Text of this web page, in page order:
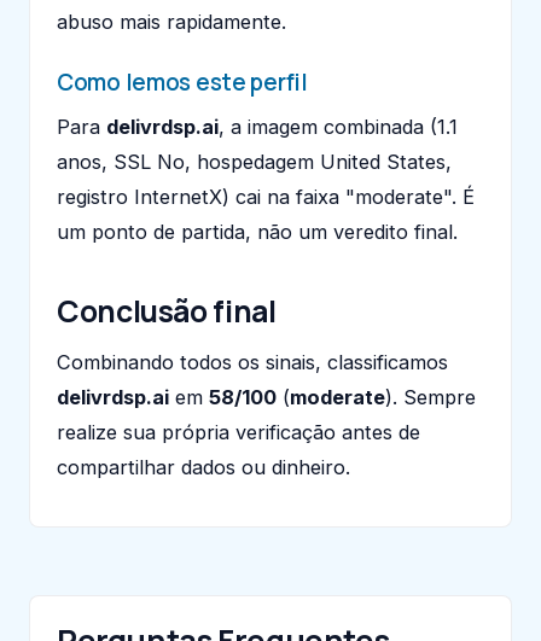
abuso mais rapidamente.
Como lemos este perfil
Para delivrdsp.ai, a imagem combinada (1.1
anos, SSL No, hospedagem United States,
registro InternetX) cai na faixa "moderate". É
um ponto de partida, não um veredito final.
Conclusão final
Combinando todos os sinais, classificamos
delivrdsp.ai em 58/100 (moderate). Sempre
realize sua própria verificação antes de
compartilhar dados ou dinheiro.